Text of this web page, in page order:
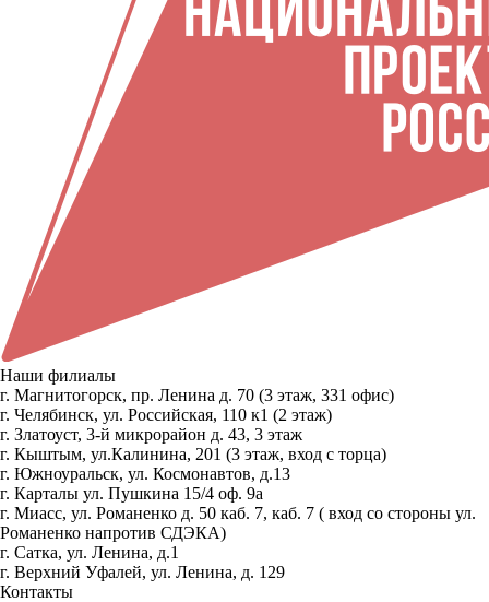
Наши филиалы
г. Магнитогорск, пр. Ленина д. 70 (3 этаж, 331 офис)
г. Челябинск, ул. Российская, 110 к1 (2 этаж)
г. Златоуст, 3-й микрорайон д. 43, 3 этаж
г. Кыштым, ул.Калинина, 201 (3 этаж, вход с торца)
г. Южноуральск, ул. Космонавтов, д.13
г. Карталы ул. Пушкина 15/4 оф. 9а
г. Миасс, ул. Романенко д. 50 каб. 7, каб. 7 ( вход со стороны ул.
Романенко напротив СДЭКА)
г. Сатка, ул. Ленина, д.1
г. Верхний Уфалей, ул. Ленина, д. 129
Контакты